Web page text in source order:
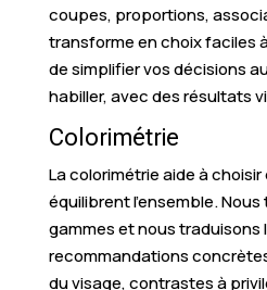
coupes, proportions,
transforme en choix faciles
de simplifier vos décisions
habiller, avec des résultats
Colorimétrie
La colorimétrie aide à
équilibrent l’ensemble.
gammes et nous traduisons
recommandations
du visage, contrastes à